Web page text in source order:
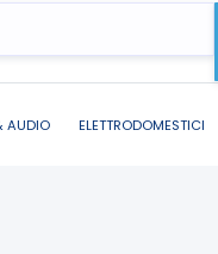
AUDIO ELETTRODOMESTICI